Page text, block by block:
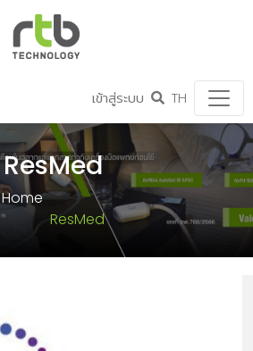
เข้าสู่ระบบ TH
ResMed
Home
ResMed